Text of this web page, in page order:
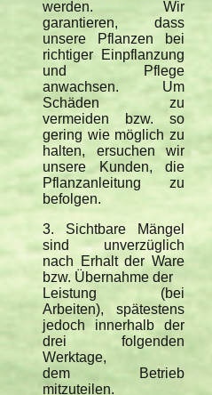
werden. Wir
garantieren, dass
unsere Pflanzen bei
richtiger Einpflanzung
und Pflege
anwachsen. Um
Schäden zu
vermeiden bzw. so
gering wie möglich zu
halten, ersuchen wir
unsere Kunden, die
Pflanzanleitung zu
befolgen.
3. Sichtbare Mängel
sind unverzüglich
nach Erhalt der Ware
bzw. Übernahme der
Leistung (bei
Arbeiten), spätestens
jedoch innerhalb der
drei folgenden
Werktage,
dem Betrieb
mitzuteilen.